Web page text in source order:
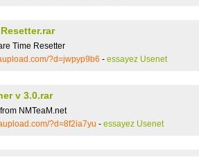
Time Resetter
?d=jwpyp9b6 - essayez Usenet
v 3.0.rar
NMTeaM.net
?d=8f2ia7yu - essayez Usenet